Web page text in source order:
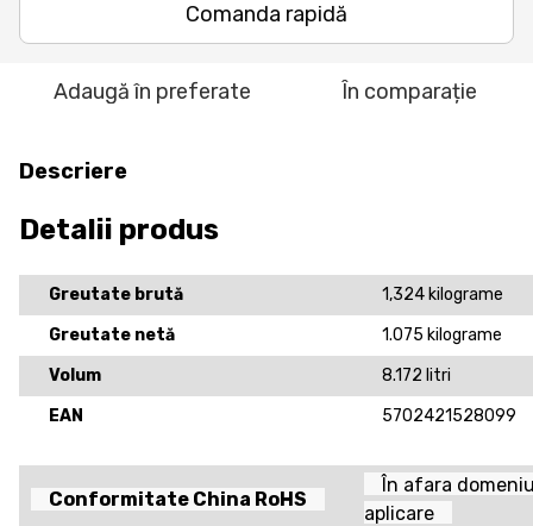
Comanda rapidă
Adaugă în preferate În comparație
Descriere
Detalii produs
Greutate brută
1,324 kilograme
Greutate netă
1.075 kilograme
Volum
8.172 litri
EAN
5702421528099
Conformitate China RoHS
În afara
aplicare